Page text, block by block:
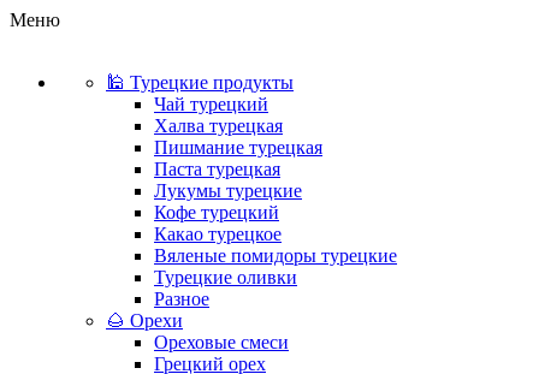
Меню
🕌 Турецкие продукты
Чай турецкий
Халва турецкая
Пишмание турецкая
Паста турецкая
Лукумы турецкие
Кофе турецкий
Какао турецкое
Вяленые помидоры турецкие
Турецкие оливки
Разное
🌰 Орехи
Ореховые смеси
Грецкий орех